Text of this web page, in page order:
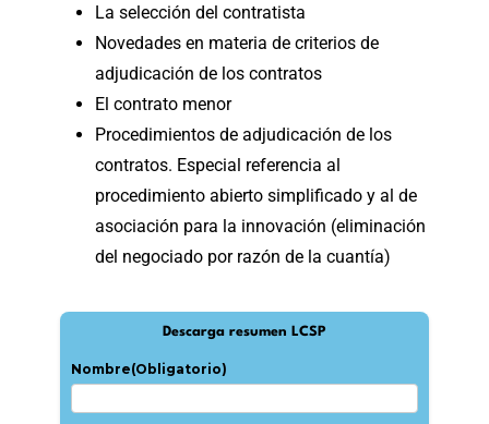
La selección del contratista
Novedades en materia de criterios de
adjudicación de los contratos
El contrato menor
Procedimientos de adjudicación de los
contratos. Especial referencia al
procedimiento abierto simplificado y al de
asociación para la innovación (eliminación
del negociado por razón de la cuantía)
Descarga resumen LCSP
Nombre(Obligatorio)